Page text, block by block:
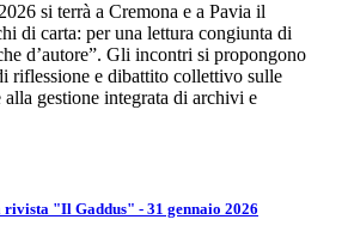
si terrà a Cremona e a Pavia il
di carta: per una lettura congiunta di
d’autore”. Gli incontri si propongono
riflessione e dibattito collettivo sulle
alla gestione integrata di archivi e
rivista "Il Gaddus" - 31 gennaio 2026